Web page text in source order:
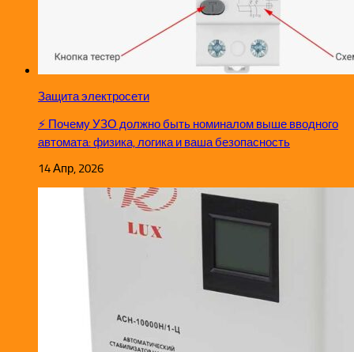
Защита электросети
⚡ Почему УЗО должно быть номиналом выше вводного
автомата: физика, логика и ваша безопасность
14 Апр, 2026